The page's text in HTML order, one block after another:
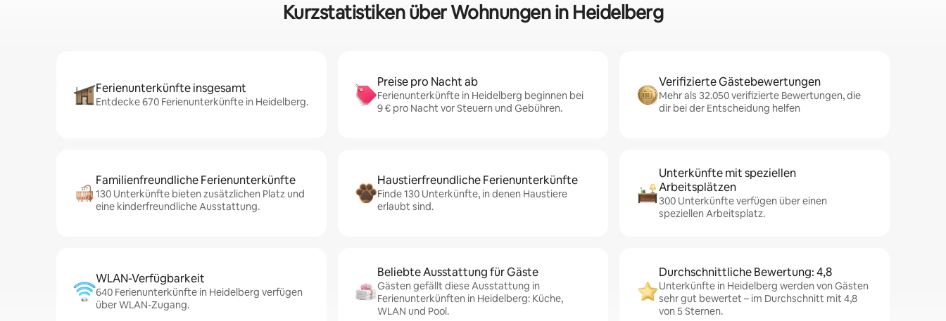
Kurzstatistiken über Wohnungen in Heidelberg
Ferienunterkünfte insgesamt
Entdecke 670 Ferienunterkünfte in Heidelberg.
Preise pro Nacht ab
Ferienunterkünfte in Heidelberg beginnen bei
9 € pro Nacht vor Steuern und Gebühren.
Verifizierte Gästebewertungen
Mehr als 32.050 verifizierte Bewertungen, die
dir bei der Entscheidung helfen
Familienfreundliche Ferienunterkünfte
130 Unterkünfte bieten zusätzlichen Platz und
eine kinderfreundliche Ausstattung.
Haustierfreundliche Ferienunterkünfte
Finde 130 Unterkünfte, in denen Haustiere
erlaubt sind.
Unterkünfte mit speziellen
Arbeitsplätzen
300 Unterkünfte verfügen über einen
speziellen Arbeitsplatz.
WLAN-Verfügbarkeit
640 Ferienunterkünfte in Heidelberg verfügen
über WLAN-Zugang.
Beliebte Ausstattung für Gäste
Gästen gefällt diese Ausstattung in
Ferienunterkünften in Heidelberg: Küche,
WLAN und Pool.
Durchschnittliche Bewertung: 4,8
Unterkünfte in Heidelberg werden von Gästen
sehr gut bewertet – im Durchschnitt mit 4,8
von 5 Sternen.